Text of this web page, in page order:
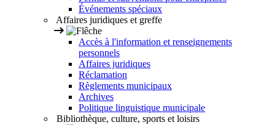
Événements spéciaux
Affaires juridiques et greffe
Accès à l'information et renseignements
personnels
Affaires juridiques
Réclamation
Règlements municipaux
Archives
Politique linguistique municipale
Bibliothèque, culture, sports et loisirs